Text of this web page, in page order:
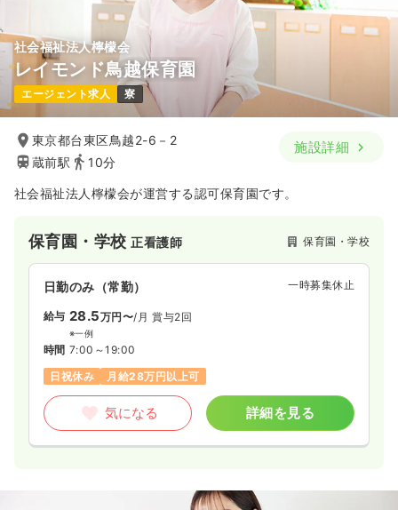
社会福祉法人檸檬会
レイモンド鳥越保育園
エージェント求人 寮
東京都台東区鳥越2-6－2
蔵前駅
10分
施設詳細
社会福祉法人檸檬会が運営する認可保育園です。
保育園・学校正看護師 保育園・学校
日勤のみ（常勤） 一時募集休止
給与 28.5万円〜/月 賞与2回
※一例
時間 7:00～19:00
日祝休み
月給28万円以上可
気になる 詳細を見る